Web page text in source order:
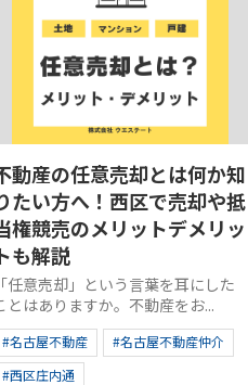
動産の任意売却とは何か知
たい方へ！西区で売却や抵
権競売のメリットデメリッ
も解説
「任意売却」という言葉を耳にした
とはありますか。不動産をお...
#名古屋不動産
#名古屋不動産仲介
#西区庄内通